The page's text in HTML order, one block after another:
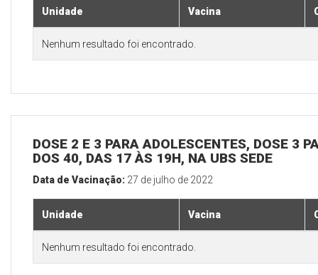
Unidade Vacina
Nenhum resultado foi encontrado.
DOSE 2 E 3 PARA ADOLESCENTES, DOSE 3
DOS 40, DAS 17 ÀS 19H, NA UBS SEDE
Data de Vacinação: 27 de julho de 2022
Unidade Vacina
Nenhum resultado foi encontrado.